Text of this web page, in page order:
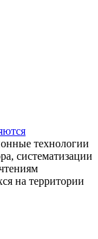
технологии
систематизации
на территории